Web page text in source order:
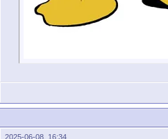
2025-06-08, 16:34